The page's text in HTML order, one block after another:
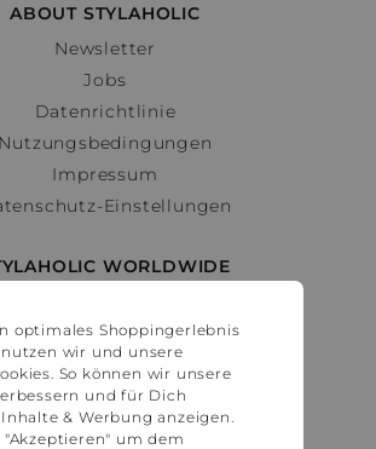
ABOUT STYLAHOLIC
Newsletter
Jobs
Datenrichtlinie
Nutzungsbedingungen
Impressum
Einstellungen
WORLDWIDE
Österreich
Schweiz
France
United States
optimales Shoppingerlebnis
wir und unsere
So können wir unsere
und für Dich
& Werbung anzeigen.
"Akzeptieren" um dem